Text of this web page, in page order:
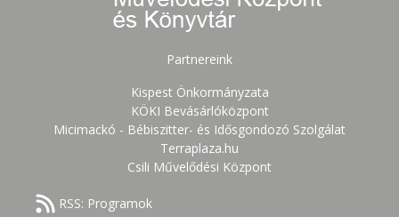
Partnereink
Kispest Önkormányzata
KÖKI Bevásárlóközpont
Micimackó - Bébiszitter- és Idősgondozó Szolgálat
Terraplaza.hu
Csili Művelődési Központ
RSS: Programok